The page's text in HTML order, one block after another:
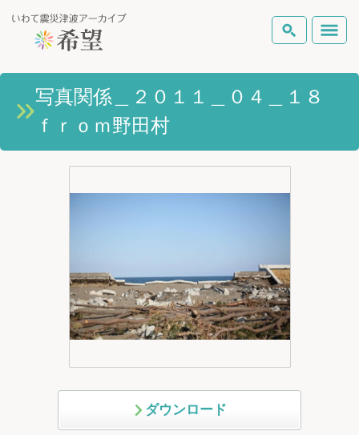
いわて震災津波アーカイブとは
岩手県の被害状況
検索
写真関係＿２０１１＿０４＿１８
ｆｒｏｍ野田村
ダウンロード